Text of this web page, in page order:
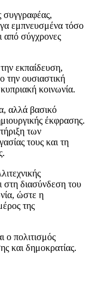
συγγραφέας,
εμπνευσμένα τόσο
από σύγχρονες
εκπαίδευση,
την ουσιαστική
κοινωνία.
αλλά βασικό
έκφρασης.
των
τους και τη
στη διασύνδεση του
ώστε η
της
ο πολιτισμός
και δημοκρατίας.